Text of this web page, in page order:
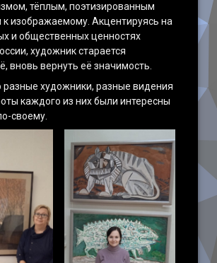
тёплым, поэтизированным
изображаемому. Акцентируясь на
и общественных ценностях
художник старается
вновь вернуть её значимость.
художники, разные видения
каждого из них были интересны
своему.